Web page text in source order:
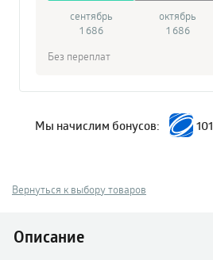
сентябрь
1 686
октябрь
1 686
Без переплат
Мы начислим бонусов: 101
Вернуться к выбору товаров
Описание